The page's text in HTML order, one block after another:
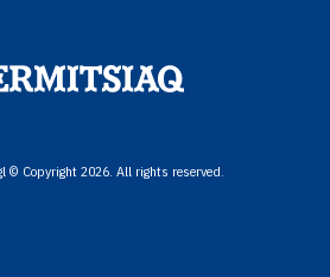
© Copyright 2026. All rights reserved.